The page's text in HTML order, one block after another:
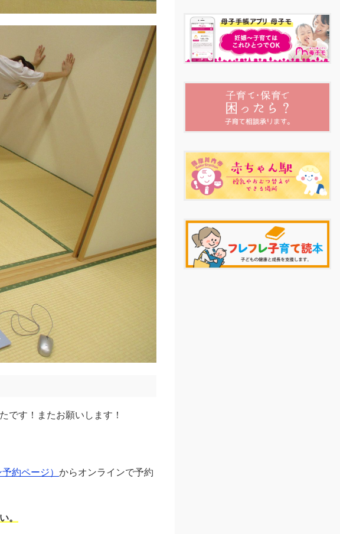
です！またお願いします！
約ページ） からオンラインで予約
。